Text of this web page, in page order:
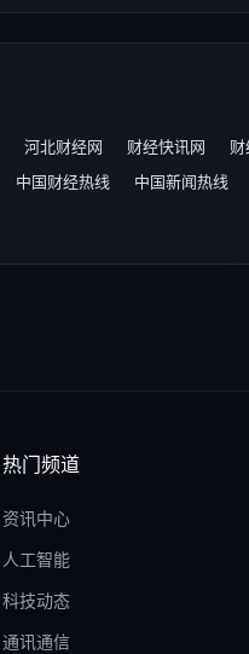
河北财经网 财经快讯网
中国财经热线
中国新闻热线
热门频道
资讯中心
人工智能
科技动态
通讯通信